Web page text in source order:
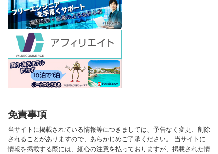
免責事項
当サイトに掲載されている情報等につきましては、予告なく変更、削除
されることがありますので、あらかじめご了承ください。 当サイトに
情報を掲載する際には、細心の注意を払っておりますが、掲載された情